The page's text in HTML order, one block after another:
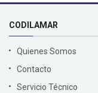
CODILAMAR
Quienes Somos
Contacto
Servicio Técnico